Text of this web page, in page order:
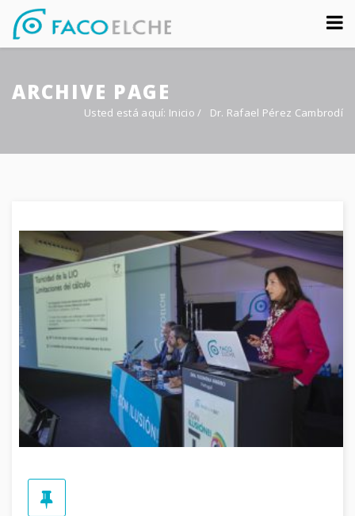
Sobre nosotros
Congreso
Contacto
ARCHIVE PAGE
Usted está aquí: Inicio / Dr. Rafael Pérez Cambrodí